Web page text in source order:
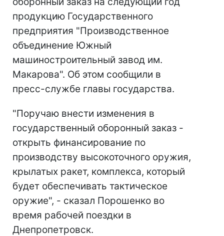
продукцию Государственного
предприятия "Производственное
объединение Южный
машиностроительный завод им.
Макарова". Об этом сообщили в
пресс-службе главы государства.
"Поручаю внести изменения в
государственный оборонный заказ -
открыть финансирование по
производству высокоточного оружия,
крылатых ракет, комплекса, который
будет обеспечивать тактическое
оружие", - сказал Порошенко во
время рабочей поездки в
Днепропетровск.